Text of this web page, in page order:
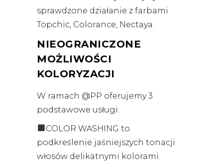
sprawdzone działanie z farbami
Topchic, Colorance, Nectaya.
NIEOGRANICZONE
MOŻLIWOŚCI
KOLORYZACJI
W ramach @PP oferujemy 3
podstawowe usługi:
COLOR WASHING to
podkreślenie jaśniejszych tonacji
włosów delikatnymi kolorami.